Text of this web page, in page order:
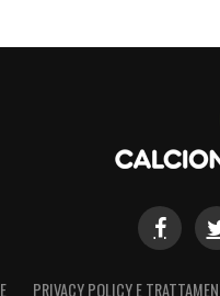
tempo per
(75′) e
di una
PRIVACY POLICY E